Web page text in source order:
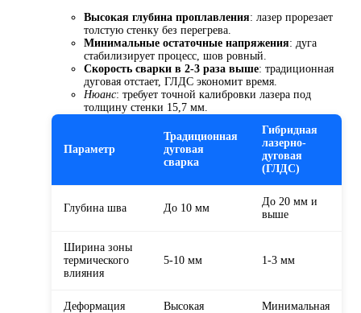
Высокая глубина проплавления: лазер прорезает
толстую стенку без перегрева.
Минимальные остаточные напряжения: дуга
стабилизирует процесс, шов ровный.
Скорость сварки в 2-3 раза выше: традиционная
дуговая отстает, ГЛДС экономит время.
Нюанс: требует точной калибровки лазера под
толщину стенки 15,7 мм.
Параметр
Традиционная
дуговая
сварка
Гибридная
лазерно-
дуговая
(ГЛДС)
Глубина шва До 10 мм
До 20 мм и
выше
Ширина зоны
термического
влияния
5-10 мм 1-3 мм
Деформация Высокая Минимальная